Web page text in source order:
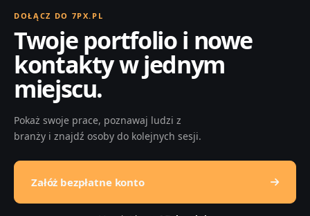
DOŁĄCZ DO 7PX.PL
Twoje portfolio i nowe
kontakty w jednym
miejscu.
Pokaż swoje prace, poznawaj ludzi z
branży i znajdź osoby do kolejnych sesji.
Załóż bezpłatne konto